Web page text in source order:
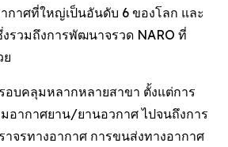
กาศที่ใหญ่เป็นอันดับ 6 ของโลก และ
รวมถึงการพัฒนาจรวด NARO ที่
ย
อบคลุมหลากหลายสาขา ตั้งแต่การ
อากาศยาน/ยานอวกาศ ไปจนถึงการ
จรทางอากาศ การขนส่งทางอากาศ